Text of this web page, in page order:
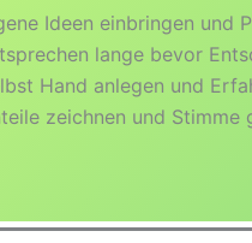
Ideen einbringen und
lange bevor
Hand anlegen und
zeichnen und Stimme